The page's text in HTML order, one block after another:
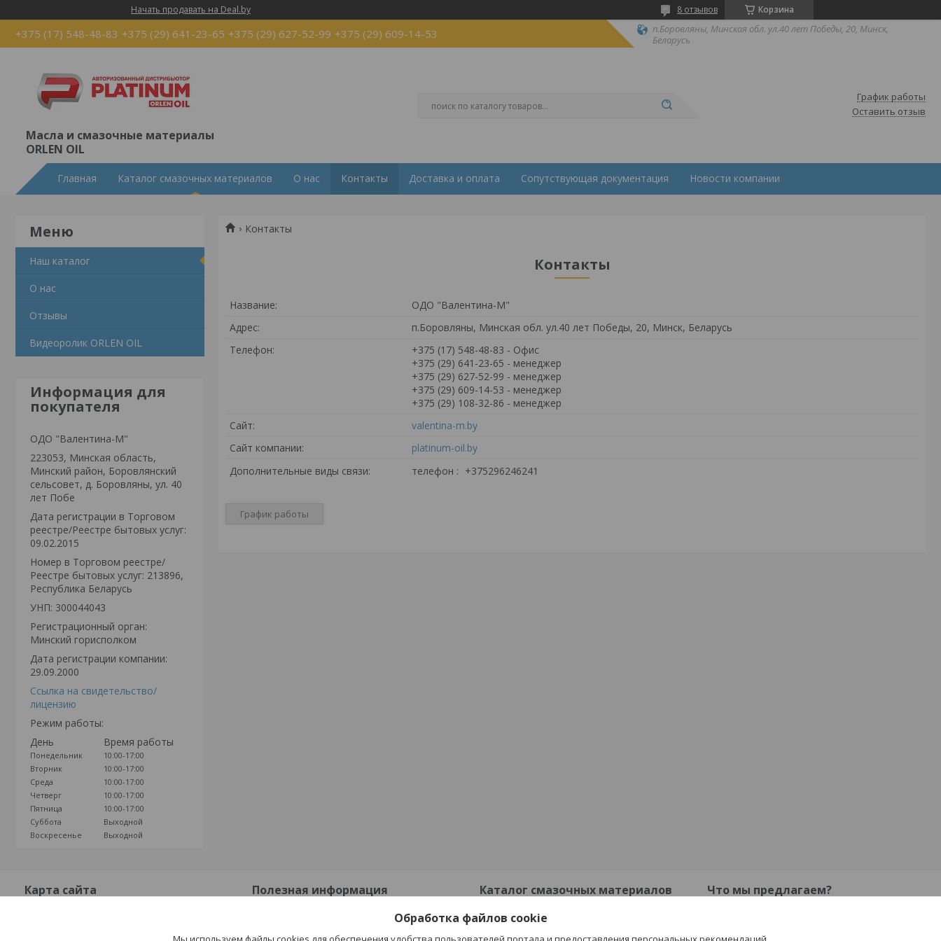
Начать продавать на Deal.by Корзина
8 отзывов
+375 (17) 548-48-83 +375 (29) 641-23-65 +375 (29) 627-52-99 +375 (29) 609-14-53
п.Боровляны, Минская обл. ул.40 лет Победы, 20, Минск,
Беларусь
Масла и смазочные материалы
ORLEN OIL
График работы
Оставить отзыв
Главная Каталог смазочных материалов О нас Контакты Доставка и оплата Сопутствующая документация Новости компании
Наш каталог
О нас
Отзывы
Видеоролик ORLEN OIL
Информация для
покупателя
ОДО "Валентина-М"
223053, Минская область,
Минский район, Боровлянский
сельсовет, д. Боровляны, ул. 40
лет Побе
Дата регистрации в Торговом
реестре/Реестре бытовых услуг:
09.02.2015
Номер в Торговом реестре/
Реестре бытовых услуг: 213896,
Республика Беларусь
УНП: 300044043
Регистрационный орган:
Минский горисполком
Дата регистрации компании:
29.09.2000
Ссылка на свидетельство/
лицензию
Режим работы:
День
Время работы
Понедельник
10:00-17:00
Вторник
10:00-17:00
Среда
10:00-17:00
Четверг
10:00-17:00
Пятница
10:00-17:00
Суббота
Выходной
Воскресенье
Выходной
Контакты
Контакты
ОДО "Валентина-М"
п.Боровляны, Минская обл. ул.40 лет Победы, 20, Минск, Беларусь
+375 (17) 548-48-83
Офис
+375 (29) 641-23-65
менеджер
+375 (29) 627-52-99
менеджер
+375 (29) 609-14-53
менеджер
+375 (29) 108-32-86
менеджер
valentina-m.by
platinum-oil.by
телефон
+375296246241
График работы
Карта сайта Полезная информация Каталог смазочных материалов
Смазочно-охлаждающие жидкости
Что мы предлагаем?
Обработка файлов cookie